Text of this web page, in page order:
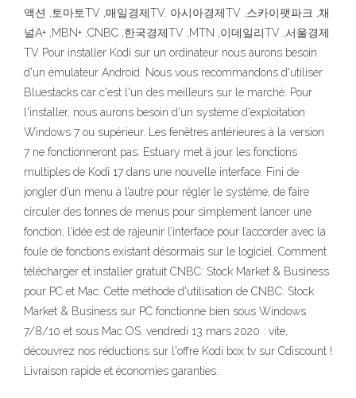
액션 ,토마토TV ,매일경제TV. 아시아경제TV ,스카이팻파크 ,채
널A+ ,MBN+ ,CNBC ,한국경제TV ,MTN ,이데일리TV ,서울경제
TV Pour installer Kodi sur un ordinateur nous aurons besoin
d'un émulateur Android. Nous vous recommandons d'utiliser
Bluestacks car c'est l'un des meilleurs sur le marché. Pour
l'installer, nous aurons besoin d'un système d'exploitation
Windows 7 ou supérieur. Les fenêtres antérieures à la version
7 ne fonctionneront pas. Estuary met à jour les fonctions
multiples de Kodi 17 dans une nouvelle interface. Fini de
jongler d’un menu à l’autre pour régler le système, de faire
circuler des tonnes de menus pour simplement lancer une
fonction, l’idée est de rajeunir l’interface pour l’accorder avec la
foule de fonctions existant désormais sur le logiciel. Comment
télécharger et installer gratuit CNBC: Stock Market & Business
pour PC et Mac. Cette méthode d'utilisation de CNBC: Stock
Market & Business sur PC fonctionne bien sous Windows
7/8/10 et sous Mac OS. vendredi 13 mars 2020 : vite,
découvrez nos réductions sur l'offre Kodi box tv sur Cdiscount !
Livraison rapide et économies garanties.